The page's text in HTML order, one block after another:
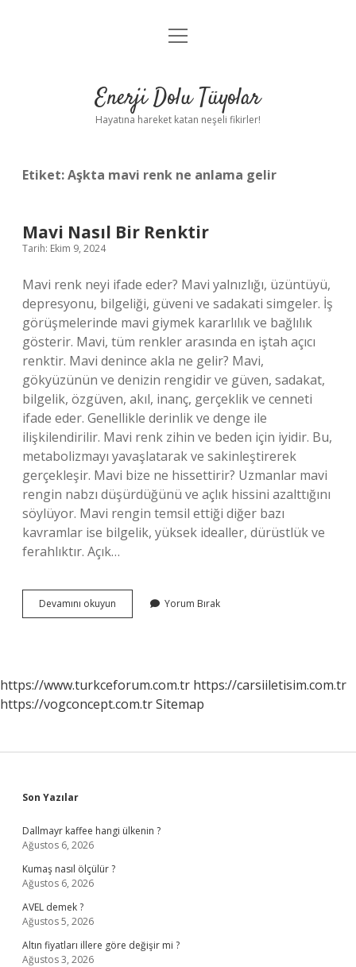
Anasayfa
Yasal Uyarı
menüyü
Enerji Dolu Tüyolar
Hayatına hareket katan neşeli fikirler!
Etiket:Aşkta mavi renk ne anlama gelir
Mavi Nasıl Bir Renktir
Tarih: Ekim 9, 2024
Mavi renk neyi ifade eder? Mavi yalnızlığı, üzüntüyü,
depresyonu, bilgeliği, güveni ve sadakati simgeler. İş
görüşmelerinde mavi giymek kararlılık ve bağlılık
gösterir. Mavi, tüm renkler arasında en iştah açıcı
renktir. Mavi denince akla ne gelir? Mavi,
gökyüzünün ve denizin rengidir ve güven, sadakat,
bilgelik, özgüven, akıl, inanç, gerçeklik ve cenneti
ifade eder. Genellikle derinlik ve denge ile
ilişkilendirilir. Mavi renk zihin ve beden için iyidir. Bu,
metabolizmayı yavaşlatarak ve sakinleştirerek
gerçekleşir. Mavi bize ne hissettirir? Uzmanlar mavi
rengin nabzı düşürdüğünü ve açlık hissini azalttığını
söylüyor. Mavi rengin temsil ettiği diğer bazı
kavramlar ise bilgelik, yüksek idealler, dürüstlük ve
ferahlıktır. Açık…
Devamını okuyun
Nasıl
Yorum Bırak
https://www.turkceforum.com.tr https://carsiiletisim.com.tr
https://vogconcept.com.trSitemap
Sidebar
Son Yazılar
Dallmayr kaffee hangi ülkenin ?
Ağustos 6, 2026
Kumaş nasıl ölçülür ?
Ağustos 6, 2026
AVEL demek ?
Ağustos 5, 2026
Altın fiyatları illere göre değişir mi ?
Ağustos 3, 2026